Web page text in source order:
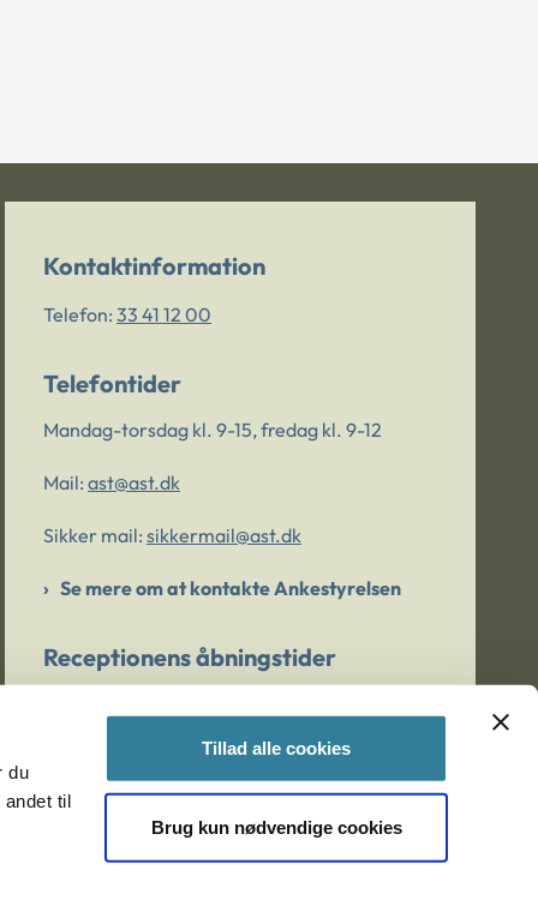
du
til
Tillad alle cookies
Brug kun nødvendige cookies
Kontaktinformation
Telefon: 33 41 12 00
Telefontider
Mandag-torsdag kl. 9-15, fredag kl. 9-12
Mail: ast@ast.dk
Sikker mail: sikkermail@ast.dk
Se mere om at kontakte Ankestyrelsen
Receptionens åbningstider
Er du bekymret for et barn/en ung?